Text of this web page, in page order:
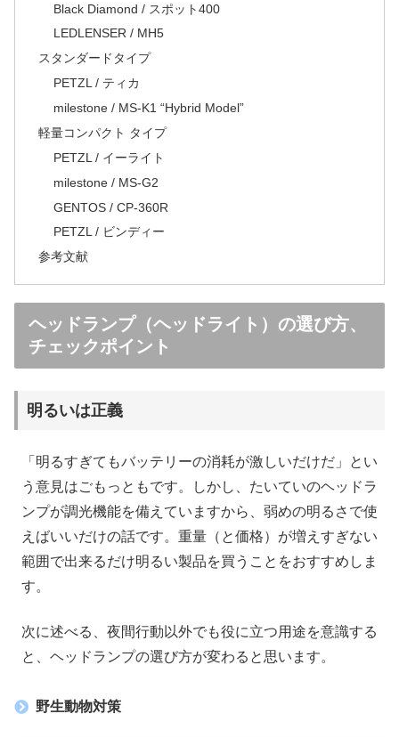
Black Diamond / スポット400
LEDLENSER / MH5
スタンダードタイプ
PETZL / ティカ
milestone / MS-K1 “Hybrid Model”
軽量コンパクト タイプ
PETZL / イーライト
milestone / MS-G2
GENTOS / CP-360R
PETZL / ビンディー
参考文献
ヘッドランプ（ヘッドライト）の選び方、
チェックポイント
明るいは正義
「明るすぎてもバッテリーの消耗が激しいだけだ」とい
う意見はごもっともです。しかし、たいていのヘッドラ
ンプが調光機能を備えていますから、弱めの明るさで使
えばいいだけの話です。重量（と価格）が増えすぎない
範囲で出来るだけ明るい製品を買うことをおすすめしま
す。
次に述べる、夜間行動以外でも役に立つ用途を意識する
と、ヘッドランプの選び方が変わると思います。
野生動物対策